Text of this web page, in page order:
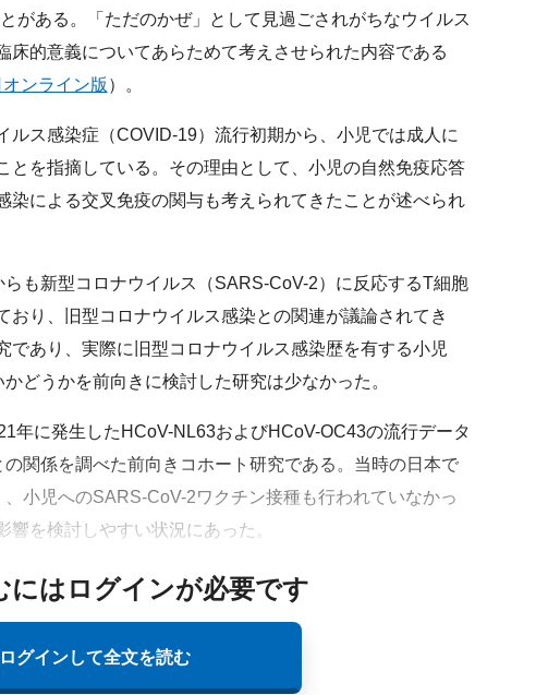
がある。「ただのかぜ」として見過ごされがちなウイルス
床的意義についてあらためて考えさせられた内容である
ンライン版 ）。
ス感染症（COVID-19）流行初期から、小児では成人に
とを指摘している。その理由として、小児の自然免疫応答
染による交叉 免疫の関与も考えられてきたことが述べられ
も新型コロナウイルス（SARS-CoV-2） に反応するT細胞
おり、旧型コロナウイルス感染との関連が議論されてき
であり、実際に旧型コロナウイルス感染歴を有する小児
どうかを前向きに検討した研究は少なかった。
年に発生したHCoV-NL63およびHCoV-OC43の流行データ
関係を調べた前向きコホート研究である。当時の日本で
、小児へのSARS-CoV-2ワクチン接種も行われていなかっ
を検討しやすい状況にあった。
にはログインが必要です
ログインして全文を読む